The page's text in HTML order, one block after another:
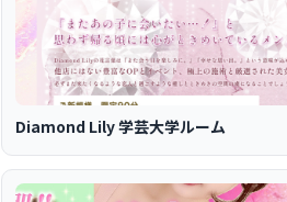
Diamond Lily 学芸大学ルーム